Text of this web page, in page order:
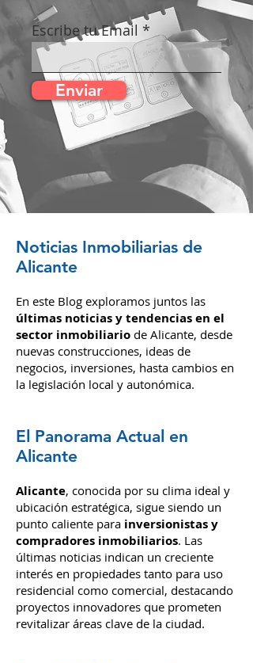
Tu confianza es nuestra principal
motivación.
Escribe tu Email
Enviar
Alicante
En este Blog exploramos juntos las
últimas noticias y tendencias en el
sector inmobiliariode Alicante, desde
nuevas construcciones, ideas de
Alicante
Alicante, conocida por su clima ideal y
ubicación estratégica, sigue siendo un
punto caliente parainversionistas y
compradores inmobiliarios. Las
últimas noticias indican un creciente
interés en propiedades tanto para uso
residencial como comercial, destacando